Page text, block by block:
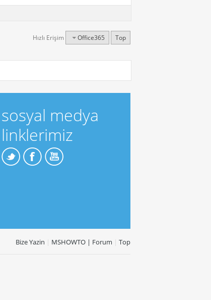
Hızlı Erişim Office365 Top
sosyal medya
linklerimiz
Bize Yazin | MSHOWTO | Forum | Top